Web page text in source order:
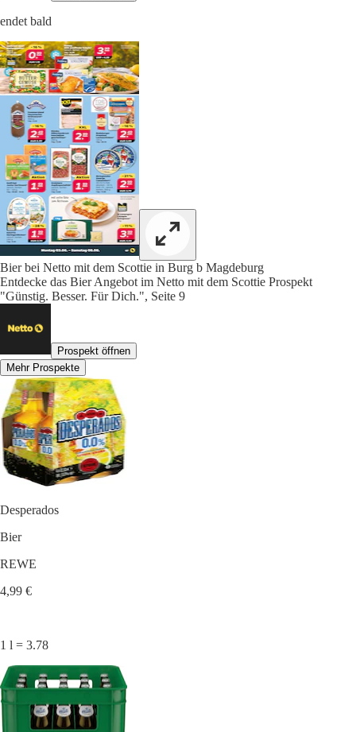
endet bald
Bier bei Netto mit dem Scottie in Burg b Magdeburg
Entdecke das Bier Angebot im Netto mit dem Scottie Prospekt
"Günstig. Besser. Für Dich.", Seite 9
Prospekt öffnen
Mehr Prospekte
Desperados
Bier
REWE
4,99 €
1 l = 3.78